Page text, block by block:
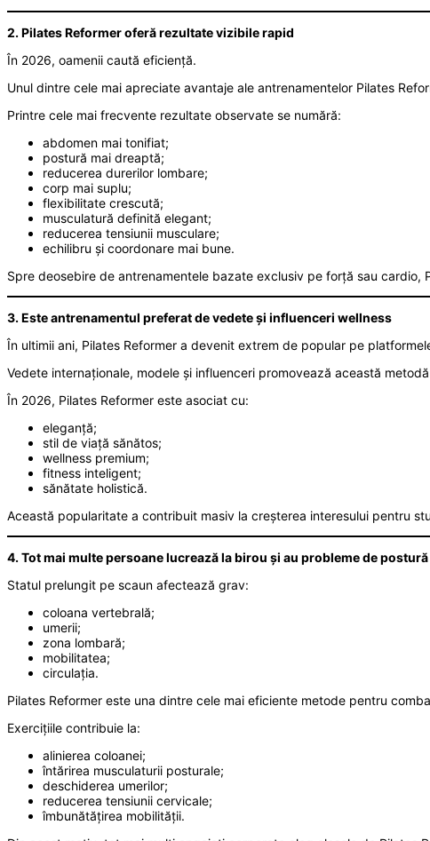
2. Pilates Reformer oferă rezultate vizibile rapid
În 2026, oamenii caută eficiență.
Unul dintre cele mai apreciate avantaje ale antrenamentelor Pilates
Printre cele mai frecvente rezultate observate se numără:
abdomen mai tonifiat;
postură mai dreaptă;
reducerea durerilor lombare;
corp mai suplu;
flexibilitate crescută;
musculatură definită elegant;
reducerea tensiunii musculare;
echilibru și coordonare mai bune.
Spre deosebire de antrenamentele bazate exclusiv pe forță sau cardio,
3. Este antrenamentul preferat de vedete și influenceri wellness
În ultimii ani, Pilates Reformer a devenit extrem de popular pe
Vedete internaționale, modele și influenceri promovează această
În 2026, Pilates Reformer este asociat cu:
eleganță;
stil de viață sănătos;
wellness premium;
fitness inteligent;
sănătate holistică.
Această popularitate a contribuit masiv la creșterea interesului pentru
4. Tot mai multe persoane lucrează la birou și au probleme de postură
Statul prelungit pe scaun afectează grav:
coloana vertebrală;
umerii;
zona lombară;
mobilitatea;
circulația.
Pilates Reformer este una dintre cele mai eficiente metode pentru
Exercițiile contribuie la:
alinierea coloanei;
întărirea musculaturii posturale;
deschiderea umerilor;
reducerea tensiunii cervicale;
îmbunătățirea mobilității.